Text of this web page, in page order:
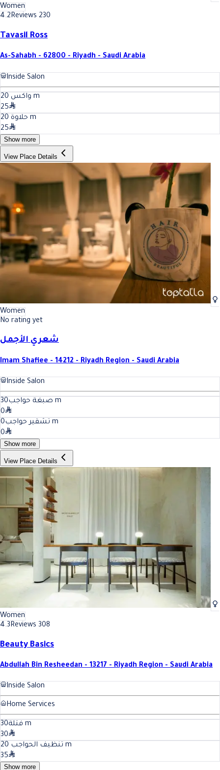
Women
4.2Reviews 230
Tavasil Ross
As-Sahabh - 62800 - Riyadh - Saudi Arabia
Inside Salon
واكس 20
m
25
حلاوة 20
m
25
Show more
View Place Details
Women
No rating yet
شعري الأجمل
Imam Shafiee - 14212 - Riyadh Region - Saudi Arabia
Inside Salon
صبغة حواجب30
m
0
تشقير حواجب0
m
0
Show more
View Place Details
Women
4.3Reviews 308
Beauty Basics
Abdullah Bin Resheedan - 13217 - Riyadh Region - Saudi Arabia
Inside Salon
Home Services
فتلة30
m
30
تنظيف الحواجب 20
m
35
Show more